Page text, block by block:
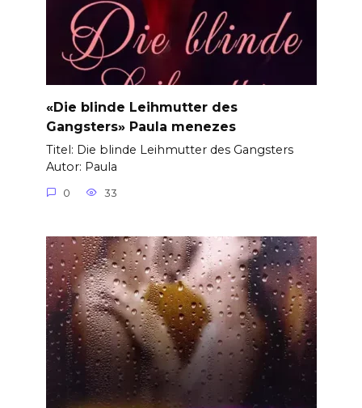
«Die blinde Leihmutter des
Gangsters» Paula menezes
Titel: Die blinde Leihmutter des Gangsters
Autor: Paula
0 33